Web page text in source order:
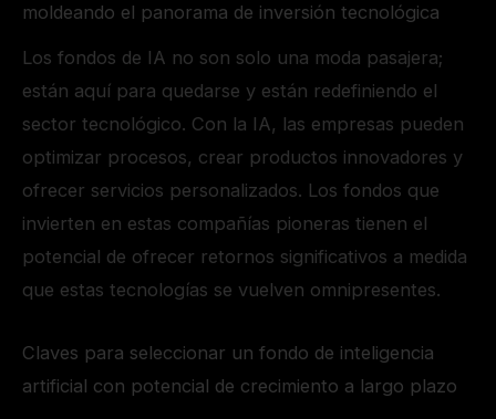
moldeando el panorama de inversión tecnológica
Los fondos de IA no son solo una moda pasajera;
están aquí para quedarse y están redefiniendo el
sector tecnológico. Con la IA, las empresas pueden
optimizar procesos, crear productos innovadores y
ofrecer servicios personalizados. Los fondos que
invierten en estas compañías pioneras tienen el
potencial de ofrecer retornos significativos a medida
que estas tecnologías se vuelven omnipresentes.
Claves para seleccionar un fondo de inteligencia
artificial con potencial de crecimiento a largo plazo